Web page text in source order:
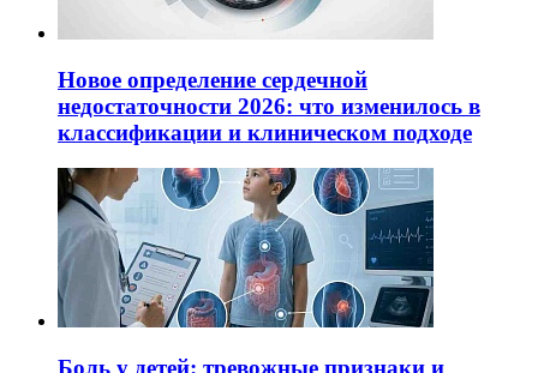
Новое определение сердечной
недостаточности 2026: что изменилось в
классификации и клиническом подходе
Боль у детей: тревожные признаки и